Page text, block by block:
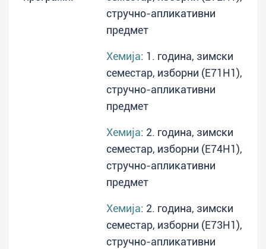
стручно-апликативни
предмет
Хемија: 1. година, зимски
семестар, изборни (E71H1),
стручно-апликативни
предмет
Хемија: 2. година, зимски
семестар, изборни (E74H1),
стручно-апликативни
предмет
Хемија: 2. година, зимски
семестар, изборни (E73H1),
стручно-апликативни